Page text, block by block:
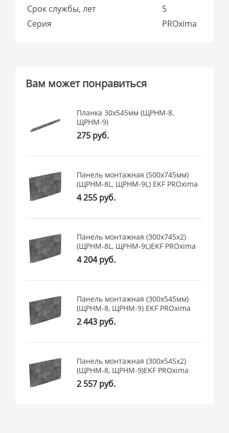
Срок службы, лет
5
Серия
PROxima
Вам может понравиться
Планка 30x545мм (ЩРНМ-8,
ЩРНМ-9)
275 руб.
Панель монтажная (500x745мм)
(ЩРНМ-8L, ЩРНМ-9L) EKF PROxima
4 255 руб.
Панель монтажная (300x745х2)
(ЩРНМ-8L, ЩРНМ-9L)EKF PROxima
4 204 руб.
Панель монтажная (300x545мм)
(ЩРНМ-8, ЩРНМ-9) EKF PROxima
2 443 руб.
Панель монтажная (300x545х2)
(ЩРНМ-8, ЩРНМ-9)EKF PROxima
2 557 руб.